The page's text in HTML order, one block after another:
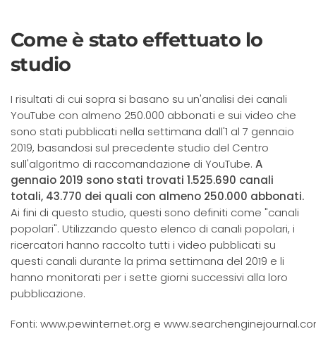
Come è stato effettuato lo
studio
I risultati di cui sopra si basano su un'analisi dei canali
YouTube con almeno 250.000 abbonati e sui video che
sono stati pubblicati nella settimana dall'1 al 7 gennaio
2019, basandosi sul precedente studio del Centro
sull'algoritmo di raccomandazione di YouTube. A
gennaio 2019 sono stati trovati 1.525.690 canali
totali, 43.770 dei quali con almeno 250.000 abbonati.
Ai fini di questo studio, questi sono definiti come "canali
popolari". Utilizzando questo elenco di canali popolari, i
ricercatori hanno raccolto tutti i video pubblicati su
questi canali durante la prima settimana del 2019 e li
hanno monitorati per i sette giorni successivi alla loro
pubblicazione.
Fonti: www.pewinternet.org e